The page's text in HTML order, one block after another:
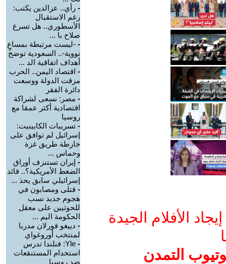
الأفلام الجيدة
التمدن
- رأي.. عزالدين يكتب:
رغم الاستقبال
الأسطوري.. هل تسرع
صلاح با ...
- -ليست مرتبطة بمساعٍ
نووية-.. السعودية توضح
أهداف اتفاقية الد ...
- اقتصاد اليمن.. الحرب
مزقت الدولة ووسعت
دائرة الفقر
- مصر: نسعى لشراكة
اقتصادية أكثر عمقا مع
روسيا
- تسريبات الكابينيت:
إسرائيل لم توافق على
خارطة طريق غزة
وحماس ...
- إيران تستنزف أوراق
الضغط الأمريكية؟.. قائد
إسرائيلي سابق يحذ ...
- قتلى ومصابون في
هجوم جديد نسب
للحوثيين على معقل
الحكومة اليم ...
- دييغو فورلان مدربا
لمنتخب أوروغواي
-
Yle: فنلندا تدرس
استخدام المستنقعات
ضد روسيا